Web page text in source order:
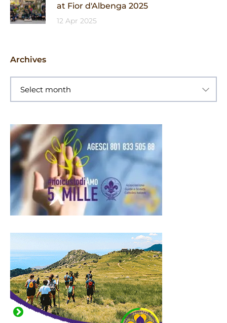
at Fior d'Albenga 2025
12 Apr 2025
Archives